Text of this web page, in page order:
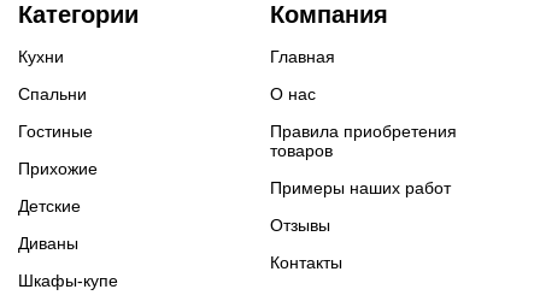
Категории
Кухни
Спальни
Гостиные
Прихожие
Детские
Диваны
Шкафы-купе
Компания
Главная
О нас
Правила приобретения
товаров
Примеры наших работ
Отзывы
Контакты